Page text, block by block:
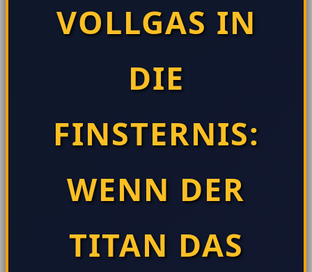
VOLLGAS IN
DIE
FINSTERNIS:
WENN DER
TITAN DAS